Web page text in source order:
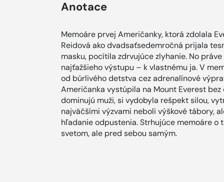
Anotace
Memoáre prvej Američanky, ktorá zdolala
Reidová ako dvadsaťsedemročná prijala
masku, pocítila zdrvujúce zlyhanie. No
najťažšieho výstupu – k vlastnému ja. V
od búrlivého detstva cez adrenalínové
Američanka vystúpila na Mount Everest
dominujú muži, si vydobyla rešpekt silou,
najväčšími výzvami neboli výškové tábory,
hľadanie odpustenia. Strhujúce memoáre o
svetom, ale pred sebou samým.